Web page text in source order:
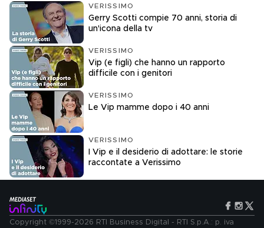
VERISSIMO
Gerry Scotti compie 70 anni, storia di
un'icona della tv
VERISSIMO
Vip (e figli) che hanno un rapporto
difficile con i genitori
VERISSIMO
Le Vip mamme dopo i 40 anni
VERISSIMO
I Vip e il desiderio di adottare: le storie
raccontate a Verissimo
Copyright ©1999-2026 RTI Business Digital - RTI S.p.A.: p. iva